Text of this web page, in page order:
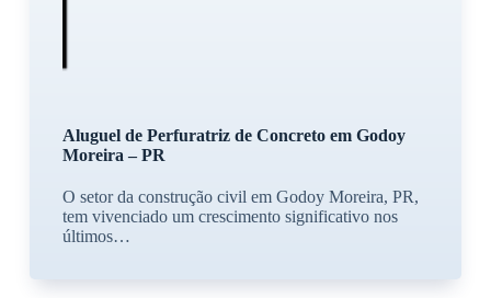
Aluguel de Perfuratriz de Concreto em Godoy
Moreira – PR
O setor da construção civil em Godoy Moreira, PR,
tem vivenciado um crescimento significativo nos
últimos…